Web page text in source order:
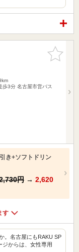
お気に入
りに追加
歩3分 名古屋市営バス
き+ソフトドリン
円 → 2,620
す
。名古屋にもRAKU SP
ジからは、女性専用